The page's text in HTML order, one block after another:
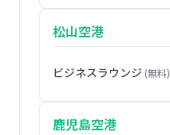
松山空港
ビジネスラウンジ (無料)
鹿児島空港